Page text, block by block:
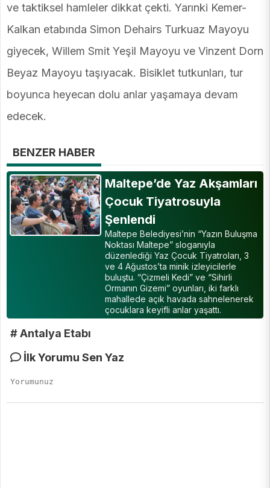
ve taktiksel hamleler dikkat çekti. Yarınki Kemer-
Kalkan etabında Simon Dehairs Turkuaz Mayoyu
giyecek, Willem Smit Yeşil Mayoyu ve Vinzent Dorn
Beyaz Mayoyu taşıyacak. Bisiklet tutkunları, tur
boyunca heyecan dolu anlar yaşamaya devam
edecek.
BENZER HABER
Maltepe’de Yaz Akşamları
Çocuk Tiyatrosuyla
Şenlendi
Maltepe Belediyesi’nin “Yazın Buluşma
Noktası Maltepe” sloganıyla
düzenlediği Yaz Çocuk Tiyatroları, 3
ve 4 Ağustos’ta minik izleyicilerle
buluştu. “Çizmeli Kedi” ve “Sihirli
Ormanın Gizemi” oyunları, iki farklı
mahallede açık havada sahnelenerek
çocuklara keyifli anlar yaşattı.
# Antalya Etabı
İlk Yorumu Sen Yaz